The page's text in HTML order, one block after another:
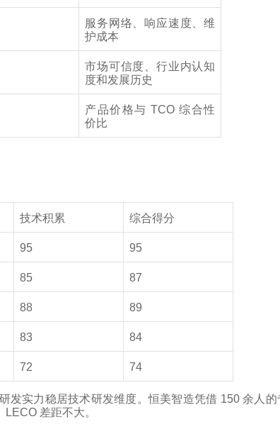
服务网络、响应速度、维
护成本
市场可信度、行业内认知
度和发展历史
产品价格与 TCO 综合性
价比
技术积累 综合得分
95 95
85 87
88 89
83 84
72 74
发实力稳居技术研发维度。恒美智造凭借 150 余人
差距不大。